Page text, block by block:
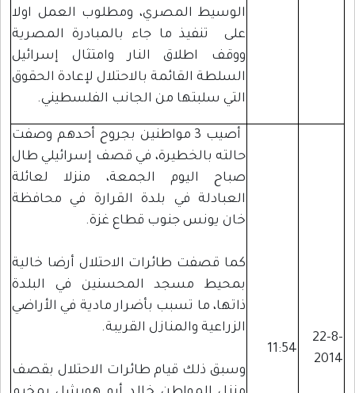
الوسيط المصري، ومطلوب العمل اولا
على تنفيذ ما جاء بالمبادرة المصرية
ووقف اطلاق النار وامتثال إسرائيل
السلطة القائمة بالاحتلال لإعادة الحقوق
التي سلبتها من الجانب الفلسطيني.
22-8-
2014
11:54
أصيب 3 مواطنين بجروح أحدهم وصفت
حالته بالخطيرة، في قصف إسرائيلي طال
صباح اليوم الجمعة، منزلا لعائلة
العبادلة في بلدة القرارة في محافظة
خان يونس جنوب قطاع غزة.
كما قصفت طائرات الاحتلال أرضا خالية
بمحيط مسجد المحسنين في البلدة
ذاتها، ما تسبب بأضرار مادية في الأراضي
الزراعية والمنازل القريبة.
وسبق ذلك قيام طائرات الاحتلال بقصف